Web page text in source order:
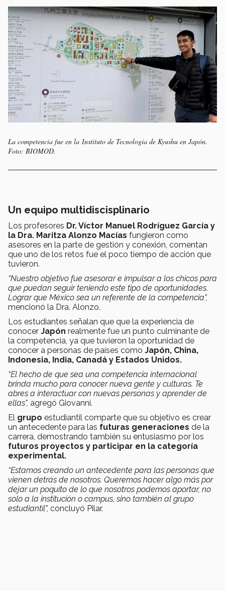
La competencia fue en la Instituto de Tecnología de Kyushu en Japón.
Foto: BIOMOD.
Un equipo multidiscisplinario
Los profesores Dr. Víctor Manuel Rodríguez García y
la Dra. Maritza Alonzo Macías fungieron como
asesores en la parte de gestión y conexión, comentan
que uno de los retos fue el poco tiempo de acción que
tuvieron.
“Nuestro objetivo fue asesorar e impulsar a los chicos para
que puedan seguir teniendo este tipo de oportunidades.
Lograr que México sea un referente de la competencia",
mencionó la Dra. Alonzo.
Los estudiantes señalan que que la experiencia de
conocer Japón realmente fue un punto culminante de
la competencia, ya que tuvieron la oportunidad de
conocer a personas de países como Japón, China,
Indonesia, India, Canadá y Estados Unidos.
“El hecho de que sea una competencia internacional
brinda mucho para conocer nueva gente y culturas. Te
abres a interactuar con nuevas personas y aprender de
ellas", agregó Giovanni.
El grupo estudiantil comparte que su objetivo es crear
un antecedente para las futuras generaciones de la
carrera, demostrando también su entusiasmo por los
futuros proyectos y participar en la categoría
experimental.
“Estamos creando un antecedente para las personas que
vienen detrás de nosotros. Queremos hacer algo más por
dejar un poquito de lo que nosotros podemos aportar, no
solo a la institución o campus, sino también al grupo
estudiantil", concluyó Pilar.